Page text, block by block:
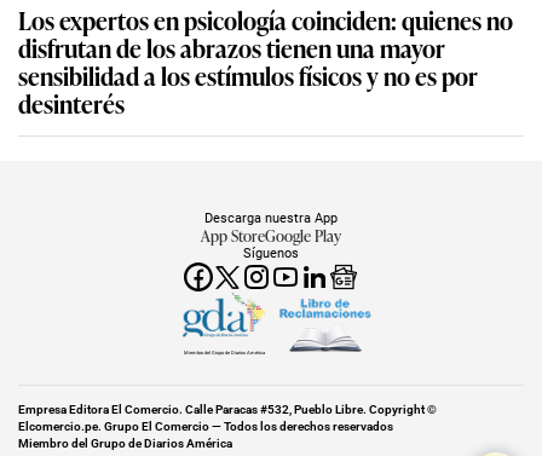
Los expertos en psicología coinciden: quienes no
disfrutan de los abrazos tienen una mayor
sensibilidad a los estímulos físicos y no es por
desinterés
Síguenos
Descarga nuestra App
App StoreGoogle Play
Miembro del Grupo de Diarios América
Empresa Editora El Comercio. Calle Paracas #532, Pueblo Libre. Copyright ©
Elcomercio.pe. Grupo El Comercio — Todos los derechos reservados
Miembro del Grupo de Diarios América